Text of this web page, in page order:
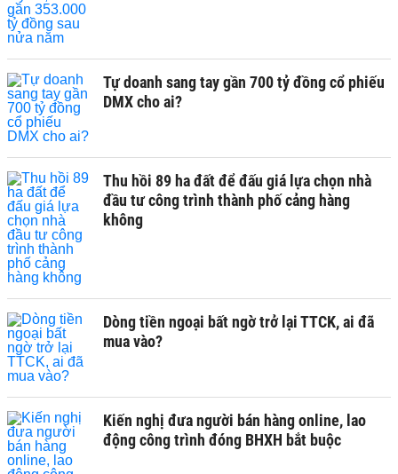
Tự doanh sang tay gần 700 tỷ đồng cổ phiếu
DMX cho ai?
Thu hồi 89 ha đất để đấu giá lựa chọn nhà
đầu tư công trình thành phố cảng hàng
không
Dòng tiền ngoại bất ngờ trở lại TTCK, ai đã
mua vào?
Kiến nghị đưa người bán hàng online, lao
động công trình đóng BHXH bắt buộc